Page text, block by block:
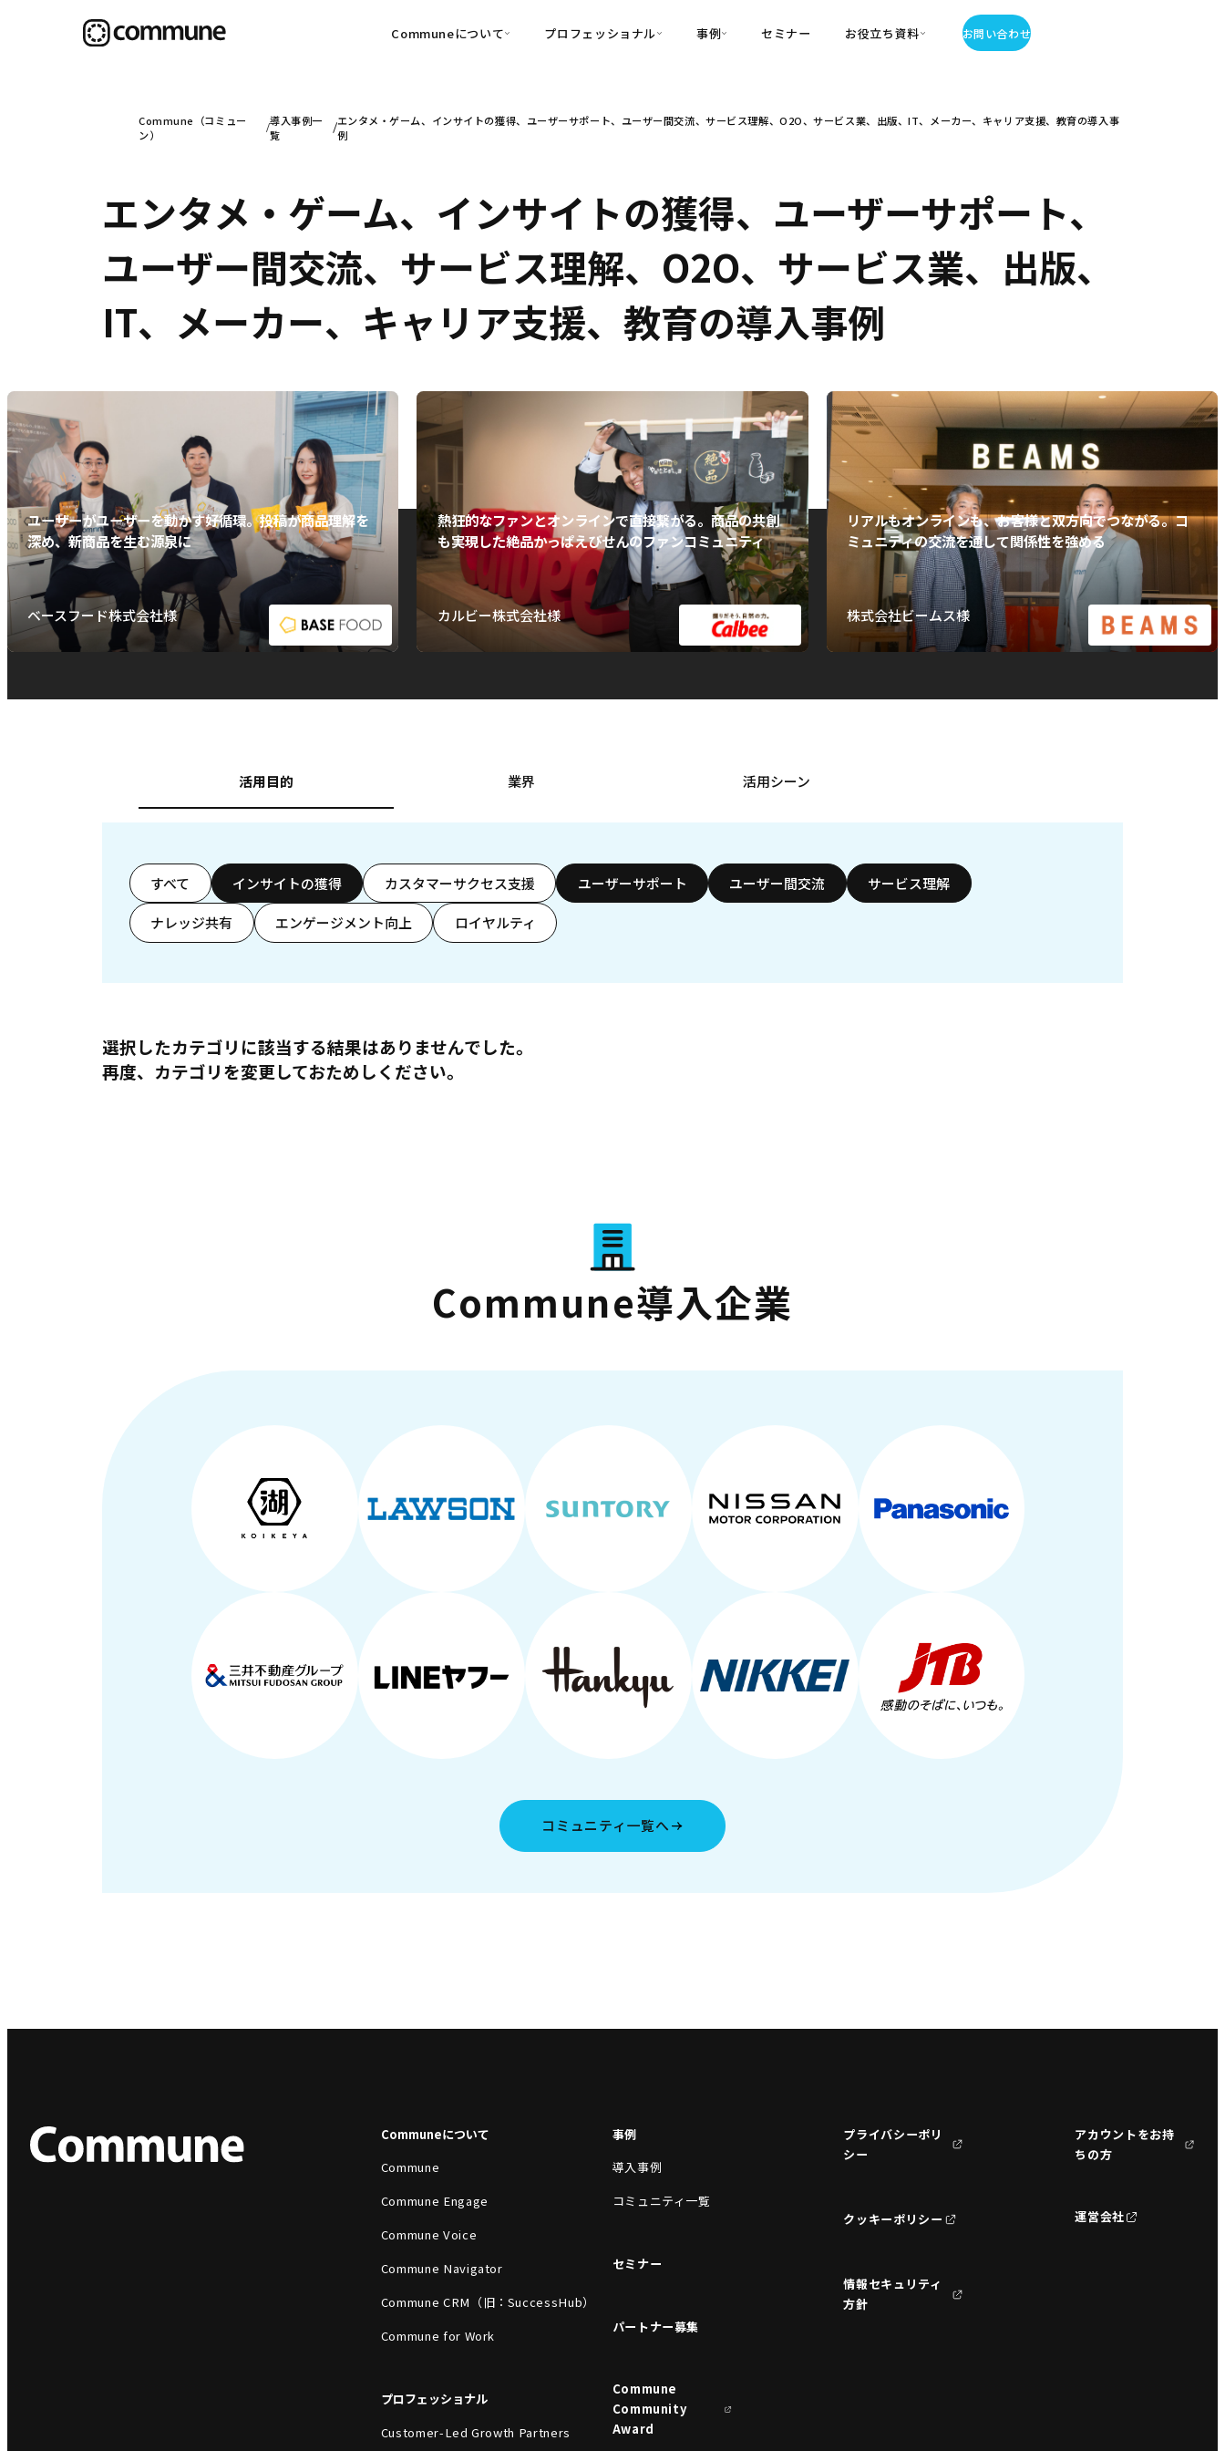
Communeについて
可視化
育成
信頼を醸成する信頼起点経営基盤
SuccessHub）
・Commune for Work
プロフェッショナル
・Customer-Led Growth
事例
導入事例
セミナー お役立ち資料
・お役立ち資料
お問い合わせ
Commune（コミュー
ン）
導入事例一
覧
エンタメ・ゲーム、インサイトの獲得、ユーザーサポート、ユーザー間交流、サービス理解、O2O、サービス業、出版、IT、メーカー、キャリア支援、教育の導入事
例
エンタメ・ゲーム、インサイトの獲得、ユーザーサポート、
ユーザー間交流、サービス理解、O2O、サービス業、出版、
IT、メーカー、キャリア支援、教育の導入事例
ユーザーがユーザーを動かす好循環。投稿が商品理解を
深め、新商品を生む源泉に
ベースフード株式会社様
熱狂的なファンとオンラインで直接繋がる。商品の共創
も実現した絶品かっぱえびせんのファンコミュニティ
カルビー株式会社様
リアルもオンラインも、お客様と双方向でつながる。コ
ミュニティの交流を通して関係性を強める
株式会社ビームス様
活用目的 業界 活用シーン
すべて インサイトの獲得 カスタマーサクセス支援 ユーザーサポート ユーザー間交流 サービス理解
ナレッジ共有 エンゲージメント向上 ロイヤルティ
選択したカテゴリに該当する結果はありませんでした。
再度、カテゴリを変更しておためしください。
Commune導入企業
コミュニティ一覧へ
Communeについて
Commune
Commune Engage
Commune Voice
Commune Navigator
Commune CRM（旧：SuccessHub）
Commune for Work
プロフェッショナル
Customer-Led Growth Partners
事例
導入事例
コミュニティ一覧
セミナー
パートナー募集
Commune
Community
Award
プライバシーポリ
シー
クッキーポリシー
情報セキュリティ
方針
アカウントをお持
ちの方
運営会社